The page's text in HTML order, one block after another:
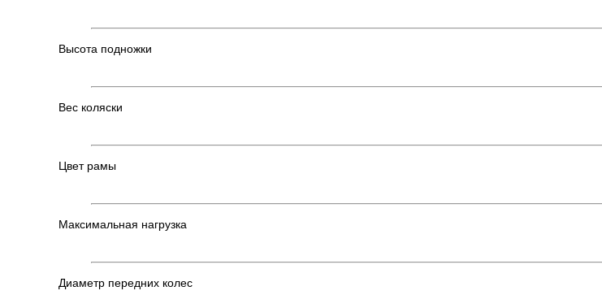
Высота подножки
Вес коляски
Цвет рамы
Максимальная нагрузка
Диаметр передних колес